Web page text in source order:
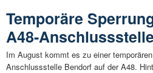
Temporäre
A48-
Im August kommt es zu einer
Anschlussstelle Bendorf auf der A48.